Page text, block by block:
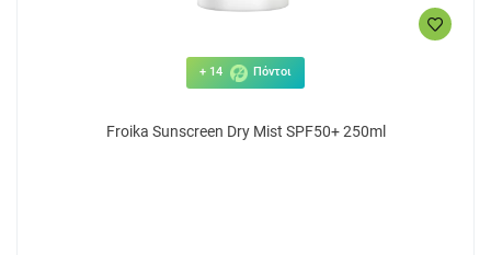
+ 14 Πόντοι
Froika Sunscreen Dry Mist SPF50+ 250ml